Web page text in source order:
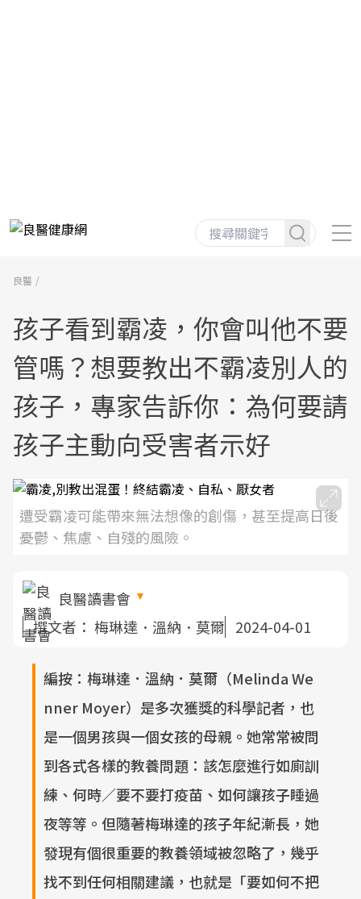
良醫
孩子看到霸凌，你會叫他不要
管嗎？想要教出不霸凌別人的
孩子，專家告訴你：為何要請
孩子主動向受害者示好
遭受霸凌可能帶來無法想像的創傷，甚至提高日後
憂鬱、焦慮、自殘的風險。
良醫讀書會
撰文者： 梅琳達．溫納．莫爾 2024-04-01
編按：梅琳達．溫納．莫爾（Melinda We
nner Moyer）是多次獲獎的科學記者，也
是一個男孩與一個女孩的母親。她常常被問
到各式各樣的教養問題：該怎麼進行如廁訓
練、何時／要不要打疫苗、如何讓孩子睡過
夜等等。但隨著梅琳達的孩子年紀漸長，她
發現有個很重要的教養領域被忽略了，幾乎
找不到任何相關建議，也就是「要如何不把